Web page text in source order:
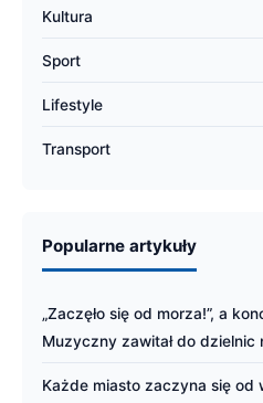
Kultura
Sport
Lifestyle
Transport
Popularne artykuły
„Zaczęło się od morza!”, a
Muzyczny zawitał do dzielnic
Każde miasto zaczyna się od